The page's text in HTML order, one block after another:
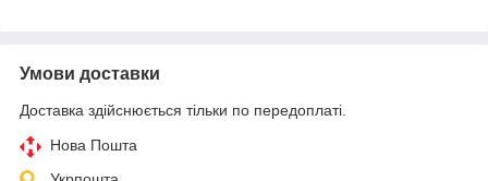
Умови доставки
Доставка здійснюється тільки по передоплаті.
Нова Пошта